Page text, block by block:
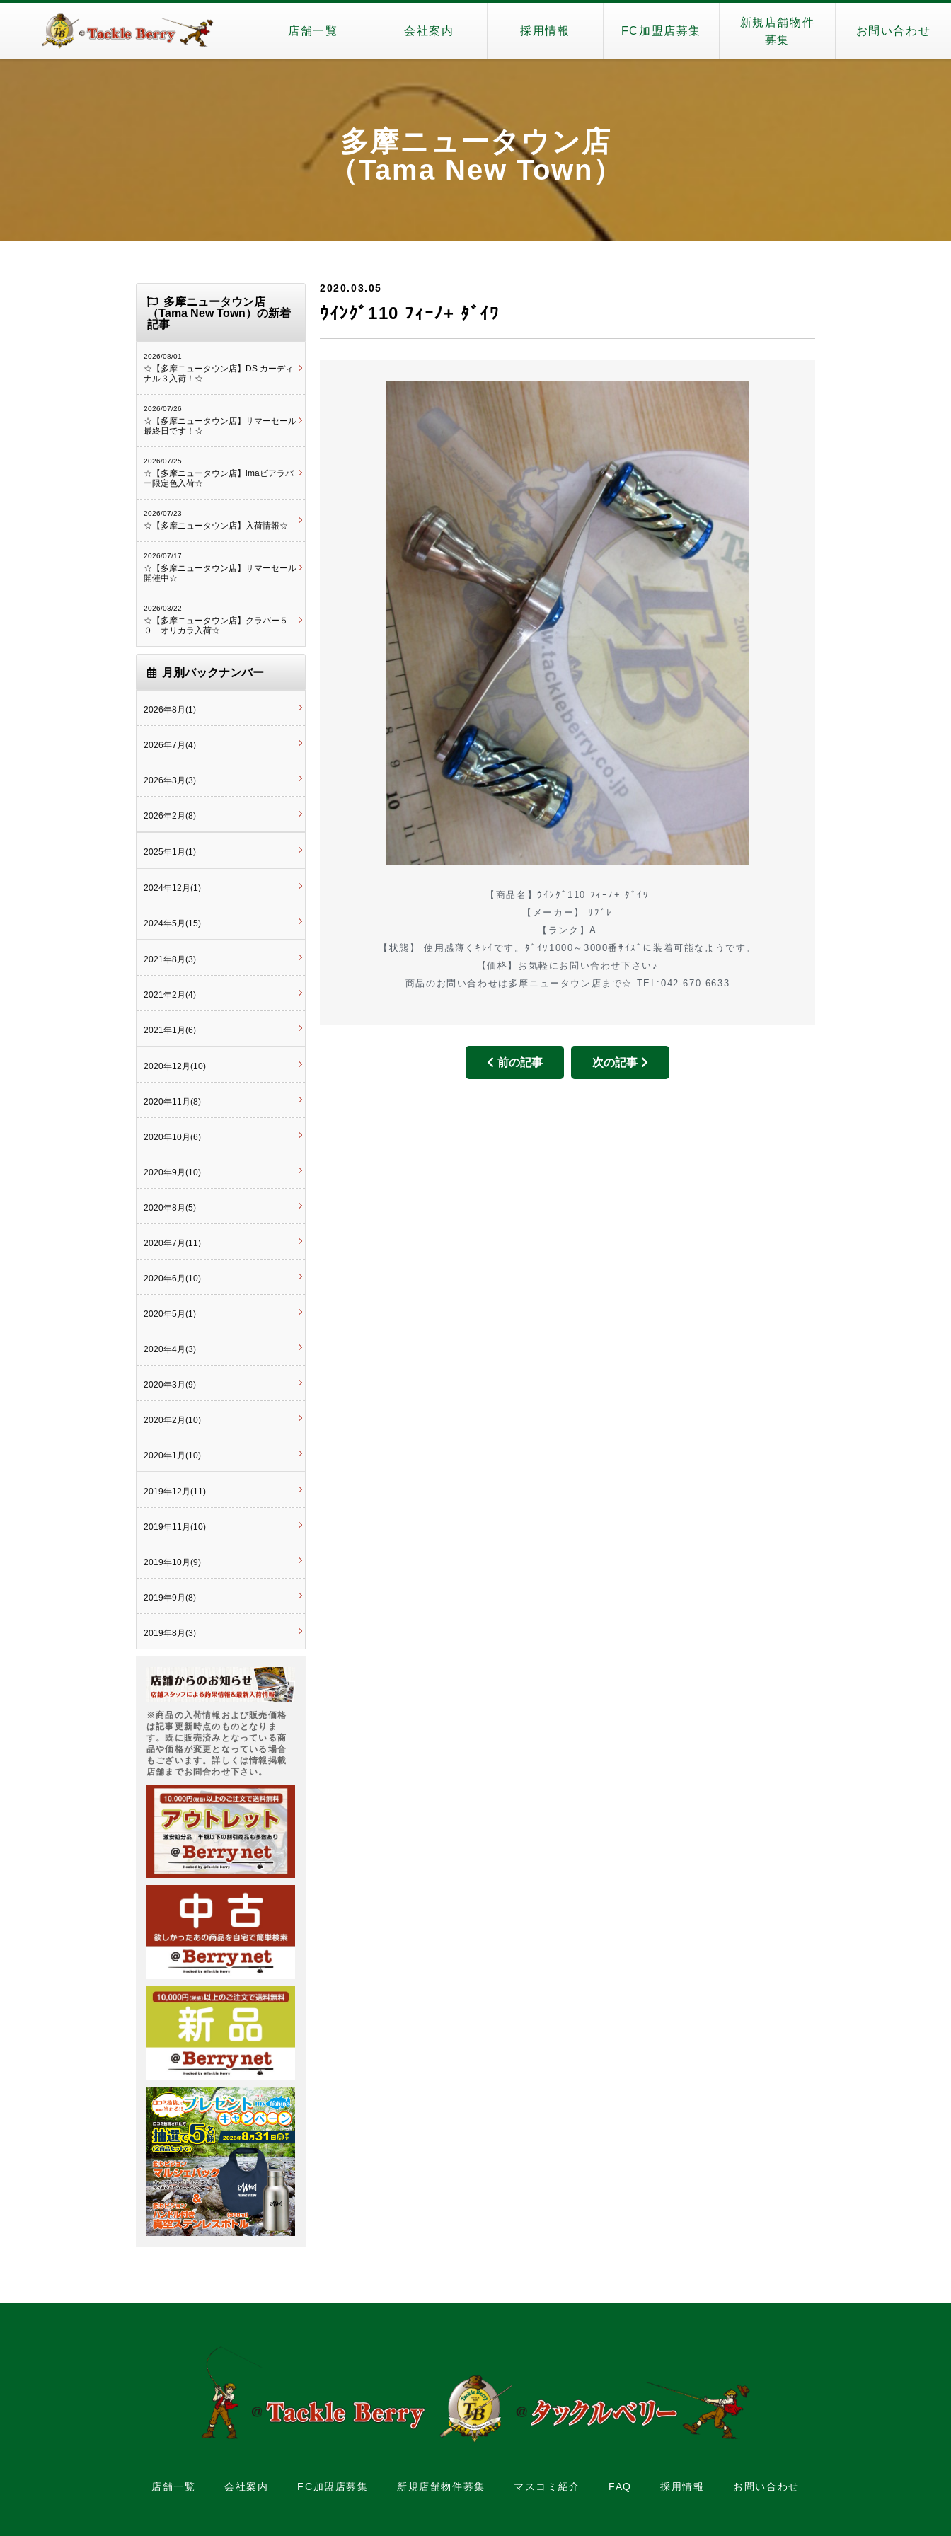
店舗一覧 会社案内 採用情報 FC加盟店募集
新規店舗物件
募集
お問い合わせ
多摩ニュータウン店
（Tama New Town）
2020.03.05
ｳｲﾝｸﾞ110 ﾌｨｰﾉ+ ﾀﾞｲﾜ
【商品名】ｳｲﾝｸﾞ110 ﾌｨｰﾉ+ ﾀﾞｲﾜ
【メーカー】 ﾘﾌﾞﾚ
【ランク】A
【状態】 使用感薄くｷﾚｲです。ﾀﾞｲﾜ1000～3000番ｻｲｽﾞに装着可能なようです。
【価格】お気軽にお問い合わせ下さい♪
商品のお問い合わせは多摩ニュータウン店まで☆ TEL:042-670-6633
前の記事 次の記事
多摩ニュータウン店
（Tama New Town）の新着
記事
2026/08/01
☆【多摩ニュータウン店】DS カーディ
ナル３入荷！☆
2026/07/26
☆【多摩ニュータウン店】サマーセール
最終日です！☆
2026/07/25
☆【多摩ニュータウン店】imaビアラバ
ー限定色入荷☆
2026/07/23
☆【多摩ニュータウン店】入荷情報☆
2026/07/17
☆【多摩ニュータウン店】サマーセール
開催中☆
2026/03/22
☆【多摩ニュータウン店】クラバー５
０ オリカラ入荷☆
月別バックナンバー
2026年8月(1)
2026年7月(4)
2026年3月(3)
2026年2月(8)
2025年1月(1)
2024年12月(1)
2024年5月(15)
2021年8月(3)
2021年2月(4)
2021年1月(6)
2020年12月(10)
2020年11月(8)
2020年10月(6)
2020年9月(10)
2020年8月(5)
2020年7月(11)
2020年6月(10)
2020年5月(1)
2020年4月(3)
2020年3月(9)
2020年2月(10)
2020年1月(10)
2019年12月(11)
2019年11月(10)
2019年10月(9)
2019年9月(8)
2019年8月(3)
※商品の入荷情報および販売価格
は記事更新時点のものとなりま
す。既に販売済みとなっている商
品や価格が変更となっている場合
もございます。詳しくは情報掲載
店舗までお問合わせ下さい。
店舗一覧 会社案内 FC加盟店募集 新規店舗物件募集 マスコミ紹介 FAQ 採用情報 お問い合わせ